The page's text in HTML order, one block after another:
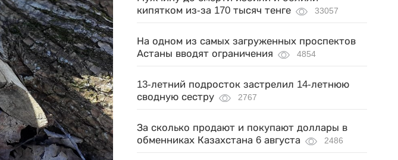
кипятком из-за 170 тысяч тенге
33057
На одном из самых загруженных проспектов
Астаны вводят ограничения
4854
13-летний подросток застрелил 14-летнюю
сводную сестру
2767
За сколько продают и покупают доллары в
обменниках Казахстана 6 августа
2486